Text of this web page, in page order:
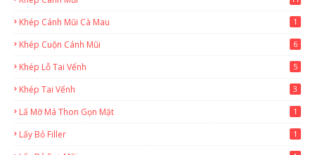
Khép Cánh Mũi Cà Mau 1
Khép Cuộn Cánh Mũi 6
Khép Lỗ Tai Vểnh 5
Khép Tai Vểnh 3
Lấ Mỡ Má Thon Gọn Mặt 1
Lấy Bỏ Filler 1